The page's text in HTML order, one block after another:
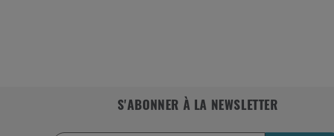
S'ABONNER À LA NEWSLETTER